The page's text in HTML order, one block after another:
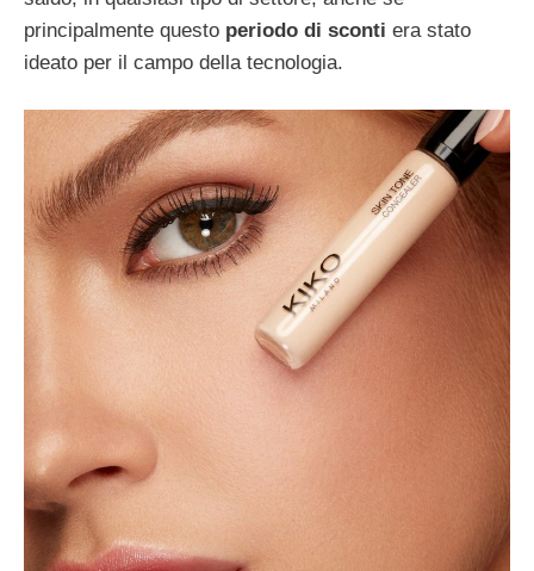
principalmente questo periodo di sconti era stato
ideato per il campo della tecnologia.